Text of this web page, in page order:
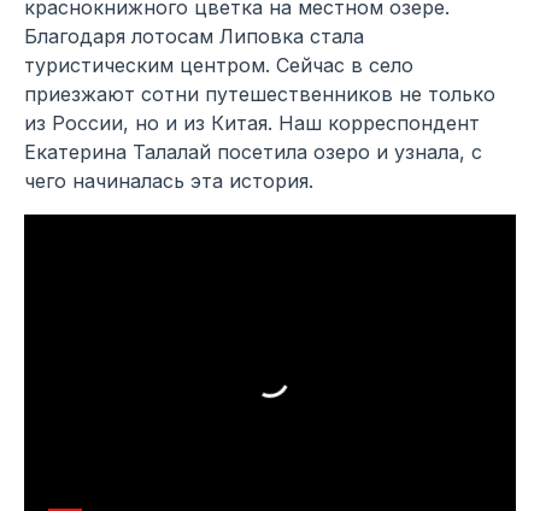
краснокнижного цветка на местном озере.
Благодаря лотосам Липовка стала
туристическим центром. Сейчас в село
приезжают сотни путешественников не только
из России, но и из Китая. Наш корреспондент
Екатерина Талалай посетила озеро и узнала, с
чего начиналась эта история.